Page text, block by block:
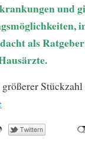
und
als